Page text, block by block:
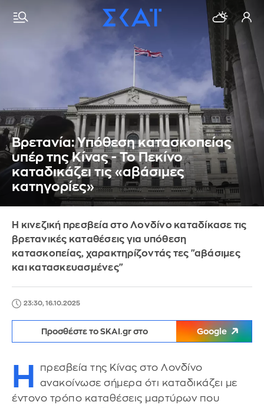
Βρετανία: Υπόθεση κατασκοπείας
υπέρ της Κίνας - Το Πεκίνο
καταδικάζει τις «αβάσιμες
κατηγορίες»
Η κινεζική πρεσβεία στο Λονδίνο καταδίκασε τις
βρετανικές καταθέσεις για υπόθεση
κατασκοπείας, χαρακτηρίζοντάς τες "αβάσιμες
και κατασκευασμένες"
23:30, 16.10.2025
Προσθέστε το SKAI.gr στο Google
Η
πρεσβεία της Κίνας στο Λονδίνο
ανακοίνωσε σήμερα ότι καταδικάζει με
έντονο τρόπο καταθέσεις μαρτύρων που